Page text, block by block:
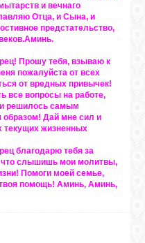
и вечнаго
Отца, и Сына, и
предстательство,
Прошу тебя, взываю к
пожалуйста от всех
от вредных привычек!
все вопросы на работе,
решилось самым
Дай мне сил и
текущих жизненных
благодарю тебя за
что слышишь мои молитвы,
Помоги моей семье,
помощь! Аминь, Аминь,